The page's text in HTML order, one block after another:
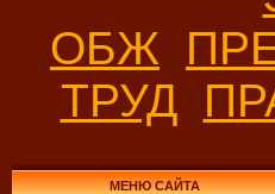
ОБЖ
ТРУД
МЕНЮ САЙТА